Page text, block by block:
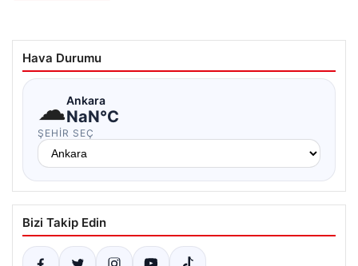
Hava Durumu
☁Ankara
NaN°C
ŞEHIR SEÇ
Bizi Takip Edin